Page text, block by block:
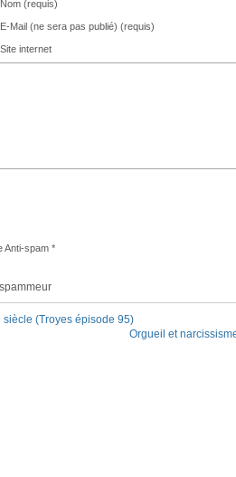
Nom (requis)
E-Mail (ne sera pas publié) (requis)
Site internet
Anti-spam *
siècle (Troyes épisode 95)
Orgueil et